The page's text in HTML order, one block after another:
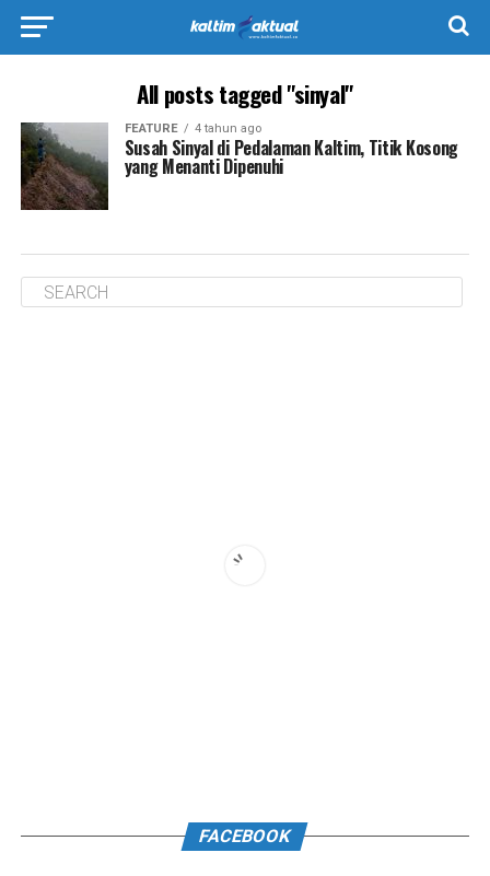
All posts tagged "sinyal"
FEATURE 4 tahun ago
Susah Sinyal di Pedalaman Kaltim, Titik Kosong
yang Menanti Dipenuhi
FACEBOOK